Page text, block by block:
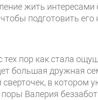
жить интересами
чтобы подготовить
пор как стала
большая дружная
сверточек, в
Валерия